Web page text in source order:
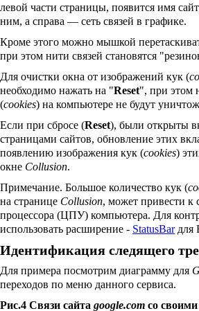
левой части страницы, появится имя
ним, а справа — сеть связей в графике.
Кроме этого можно мышкой
при этом нити связей становятся
Для очистки окна от изображений кук (
необходимо нажать на "Reset", при этом
(cookies) на компьютере не будут
Если при сбросе (Reset), были открыты
страницами сайтов, обновление этих
появлению изображения кук (cookies)
окне Collusion.
Примечание. Большое количество кук (
на странице Collusion, может привести к
процессора (ЦПУ) компьютера. Для
использовать расширение - StatusBarдля
Идентификация следящего
Для примера посмотрим диаграмму для
переходов по меню данного сервиса.
Рис.4 Связи сайта google.com со